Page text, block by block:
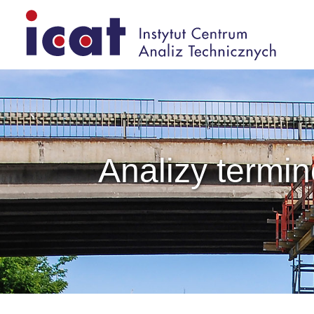
Analizy